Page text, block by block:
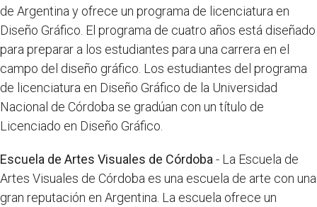
de Argentina y ofrece un programa de licenciatura en
Diseño Gráfico. El programa de cuatro años está diseñado
para preparar a los estudiantes para una carrera en el
campo del diseño gráfico. Los estudiantes del programa
de licenciatura en Diseño Gráfico de la Universidad
Nacional de Córdoba se gradúan con un título de
Licenciado en Diseño Gráfico.
Escuela de Artes Visuales de Córdoba - La Escuela de
Artes Visuales de Córdoba es una escuela de arte con una
gran reputación en Argentina. La escuela ofrece un